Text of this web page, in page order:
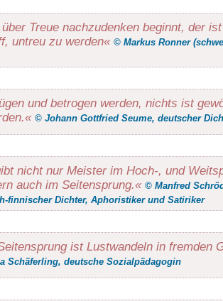
Treue nachzudenken beginnt, der
untreu zu werden« © Markus Ronner
und betrogen werden, nichts ist
© Johann Gottfried Seume, deutscher
nicht nur Meister im Hoch-, und
auch im Seitensprung.« © Manfred
finnischer Dichter, Aphoristiker und Satiriker
ist Lustwandeln in fremden
Schäferling, deutsche Sozialpädagogin